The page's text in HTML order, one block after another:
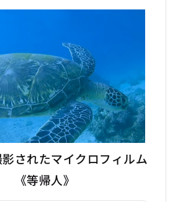
されたマイクロフィルム
《等帰人》